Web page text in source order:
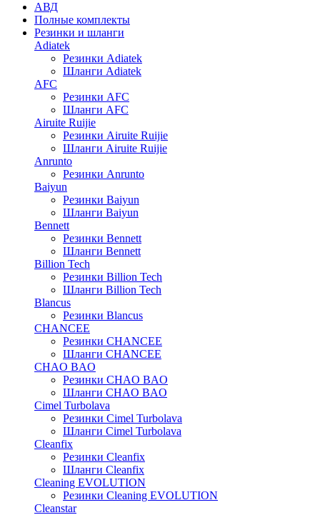
АВД
Полные комплекты
Резинки и шланги
Adiatek
Резинки Adiatek
Шланги Adiatek
AFC
Резинки AFC
Шланги AFC
Airuite Ruijie
Резинки Airuite Ruijie
Шланги Airuite Ruijie
Anrunto
Резинки Anrunto
Baiyun
Резинки Baiyun
Шланги Baiyun
Bennett
Резинки Bennett
Шланги Bennett
Billion Tech
Резинки Billion Tech
Шланги Billion Tech
Blancus
Резинки Blancus
CHANCEE
Резинки CHANCEE
Шланги CHANCEE
CHAO BAO
Резинки CHAO BAO
Шланги CHAO BAO
Cimel Turbolava
Резинки Cimel Turbolava
Шланги Cimel Turbolava
Cleanfix
Резинки Cleanfix
Шланги Cleanfix
Cleaning EVOLUTION
Резинки Cleaning EVOLUTION
Cleanstar